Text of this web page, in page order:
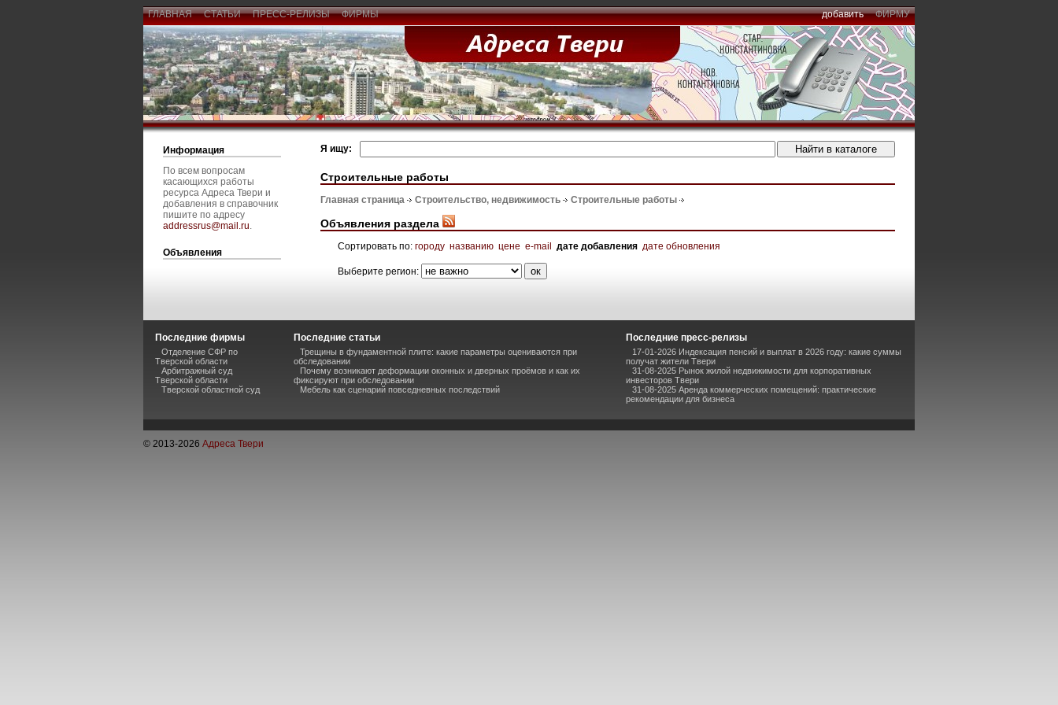
ГЛАВНАЯ СТАТЬИ ПРЕСС-РЕЛИЗЫ ФИРМЫ добавить ФИРМУ
Информация
По всем вопросам
касающихся работы
ресурса Адреса Твери и
добавления в справочник
пишите по адресу
addressrus@mail.ru.
Объявления
Я ищу:
Строительные работы
Главная страница Строительство, недвижимость Строительные работы
Объявления раздела
Сортировать по: городу названию цене e-mail дате добавления дате обновления
Выберите регион:
Последние фирмы
Отделение СФР по
Тверской области
Арбитражный суд
Тверской области
Тверской областной суд
Последние статьи
Трещины в фундаментной плите: какие параметры оцениваются при
обследовании
Почему возникают деформации оконных и дверных проёмов и как их
фиксируют при обследовании
Мебель как сценарий повседневных последствий
Последние пресс-релизы
17-01-2026 Индексация пенсий и выплат в 2026 году: какие суммы
получат жители Твери
31-08-2025 Рынок жилой недвижимости для корпоративных
инвесторов Твери
31-08-2025 Аренда коммерческих помещений: практические
рекомендации для бизнеса
© 2013-2026 Адреса Твери